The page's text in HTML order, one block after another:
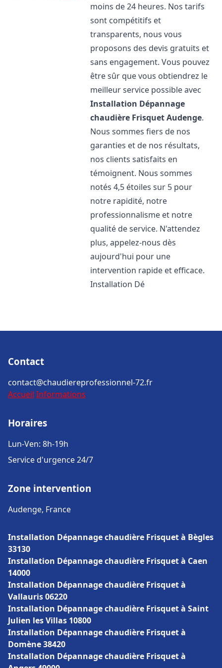
moins de 24 heures. Nos tarifs
sont compétitifs et
transparents, nous vous
proposons des devis gratuits et
sans engagement. Vous pouvez
être sûr que vous obtiendrez le
meilleur service possible avec
Installation Dépannage
chaudière FrisquetAudenge.
Nous sommes fiers de nos
garanties et de nos résultats,
nos clients satisfaits en
témoignent. Nous sommes
notés 4,5 étoiles sur 5 pour
notre rapidité, notre
professionnalisme et notre
qualité de service. N'attendez
plus, appelez-nous dès
aujourd'hui pour une
intervention rapide et efficace.
Installation Dé
Contact
contact@chaudiereprofessionnel-72.fr
Accueil Informations
Horaires
Lun-Ven: 8h-19h
Service d'urgence 24/7
Zone intervention
Audenge, France
Installation Dépannage chaudière Frisquet à Bègles
33130
Installation Dépannage chaudière Frisquet à Caen
14000
Installation Dépannage chaudière Frisquet à
Vallauris 06220
Installation Dépannage chaudière Frisquet à Saint
Julien les Villas 10800
Installation Dépannage chaudière Frisquet à
Domène 38420
Installation Dépannage chaudière Frisquet à